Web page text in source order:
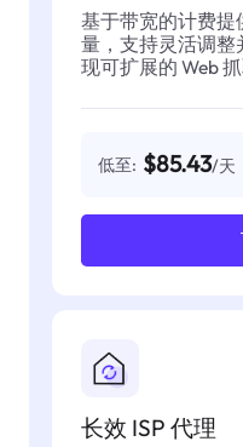
基于带宽的计费提
量，支持灵活调
现可扩展的 Web 抓
低至: $85.43/天
长效 ISP 代理